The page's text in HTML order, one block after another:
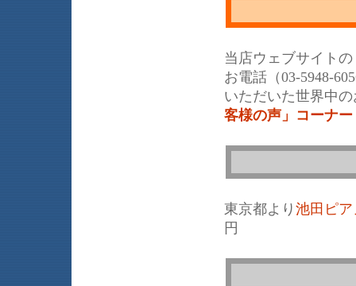
当店ウェブサイトの
お電話（03-5948-
いただいた世界中
客様の声」コーナー
東京都より 池田ピ
円